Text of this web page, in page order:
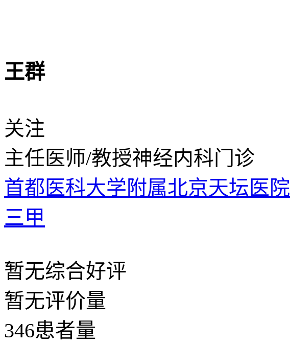
王群
关注
主任医师/教授神经内科门诊
首都医科大学附属北京天坛医院
三甲
暂无综合好评
暂无评价量
346患者量